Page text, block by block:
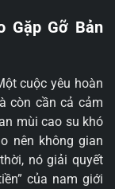
Gặp Gỡ Bản
cuộc yêu hoàn
còn cần cả cảm
mùi cao su khó
nên không gian
nó giải quyết
của nam giới